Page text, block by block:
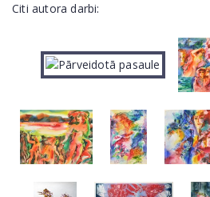
Citi autora darbi: